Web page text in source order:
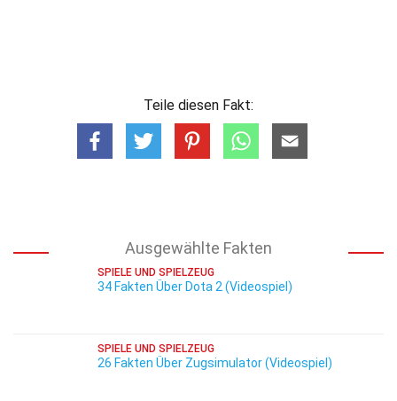
Teile diesen Fakt:
Ausgewählte Fakten
SPIELE UND SPIELZEUG
34 Fakten Über Dota 2 (Videospiel)
SPIELE UND SPIELZEUG
26 Fakten Über Zugsimulator (Videospiel)